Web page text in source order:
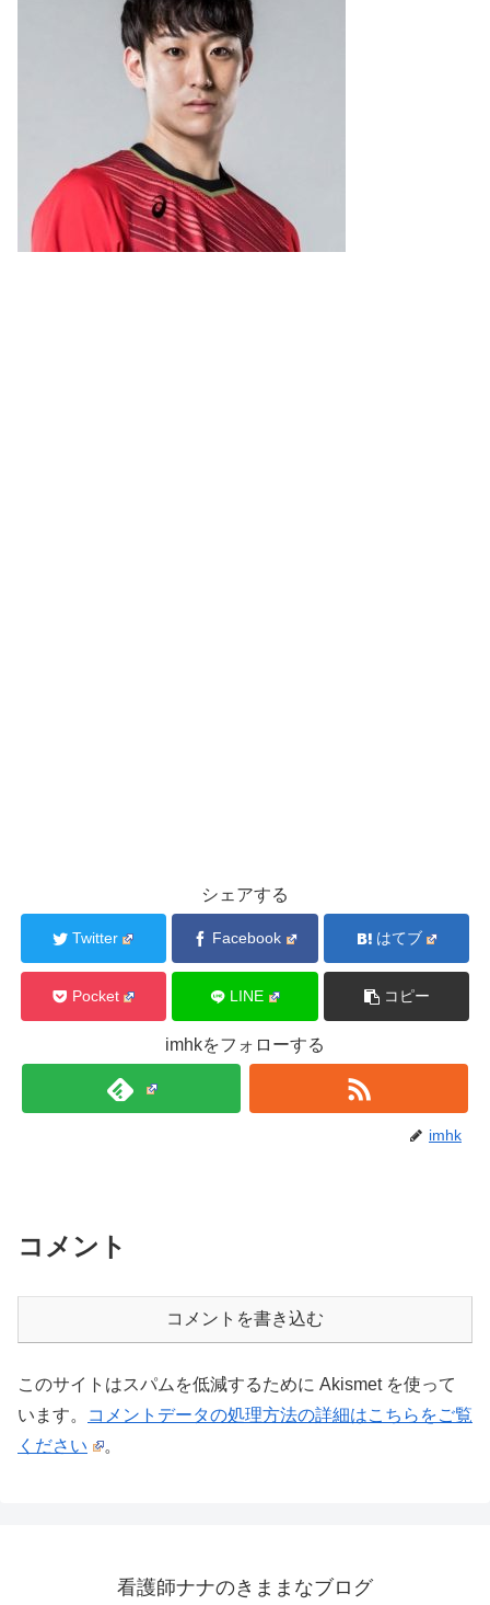
シェアする
Twitter Facebook はてブ
Pocket LINE コピー
imhkをフォローする
imhk
コメント
コメントを書き込む
このサイトはスパムを低減するために Akismet を使って
います。
コメントデータの処理方法の詳細はこちらをご覧
ください
。
看護師ナナのきままなブログ